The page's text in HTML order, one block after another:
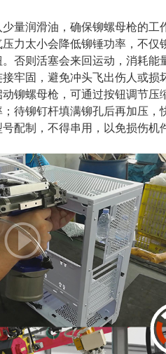
量润滑油，确保铆螺母枪的工
力太小会降低铆锤功率，不仅
否则活塞会来回运动，消耗能
牢固，避免冲头飞出伤人或损
铆螺母枪，可通过按钮调节
待铆钉杆填满铆孔后再加压，
配制，不得串用，以免损伤机